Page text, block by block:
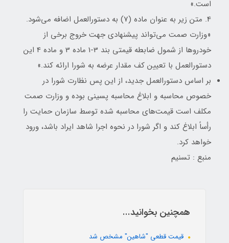
است.»
4. متن زیر به عنوان ماده (7) به دستورالعمل اضافه می‌شود.
«وزارت صمت می‌تواند پیشنهادی جهت خروج برخی از
خودروها از شمول ضابطه قیمتی بند 3-1 ماده 3 و ماده 4 این
دستورالعمل با تعیین کف مقدار عرضه به شورا ارائه کند.»
بر اساس دستورالعمل جدید، از این پس نظارت شورا در
خصوص محاسبه و ابلاغ محاسبه پسینی بوده و وزارت صمت
مکلف است قیمت‌های محاسبه شده توسط سازمان حمایت را
رأساً ابلاغ کند و اگر شورا در نحوه اجرا شاهد ایراد باشد، ورود
خواهد کرد.
منبع : تسنیم
همچنین بخوانید...
قیمت قطعی "شاهین" مشخص شد